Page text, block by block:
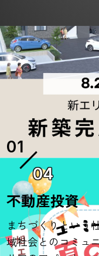
4
04
不動産投資
まちづくりという
域社会とのコミュ